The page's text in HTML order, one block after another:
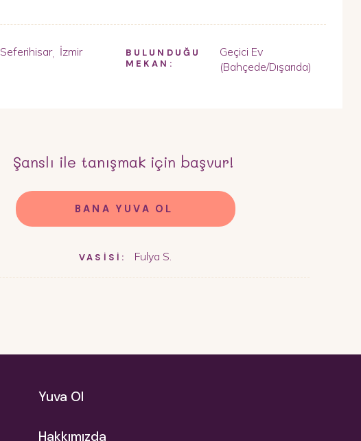
Seferihisar, İzmir
BULUNDUĞU
MEKAN:
Geçici Ev
(Bahçede/Dışarıda)
Şanslı ile tanışmak için başvur!
BANA YUVA OL
VASİSİ: Fulya S.
Yuva Ol
Hakkımızda